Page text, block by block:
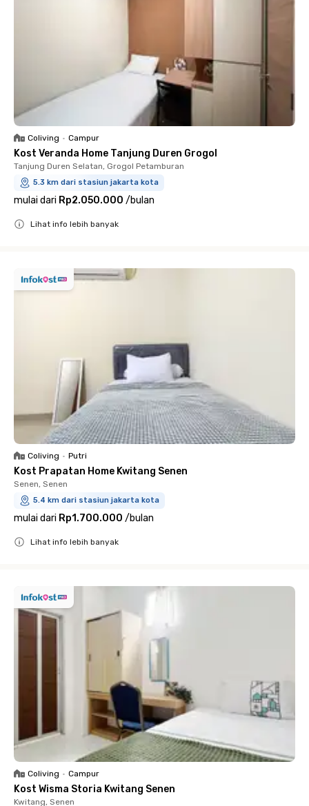
Coliving • Campur
Kost Veranda Home Tanjung Duren Grogol
Tanjung Duren Selatan, Grogol Petamburan
5.3 km dari stasiun jakarta kota
mulai dari Rp2.050.000 /bulan
Lihat info lebih banyak
Coliving • Putri
Kost Prapatan Home Kwitang Senen
Senen, Senen
5.4 km dari stasiun jakarta kota
mulai dari Rp1.700.000 /bulan
Lihat info lebih banyak
Coliving • Campur
Kost Wisma Storia Kwitang Senen
Kwitang, Senen